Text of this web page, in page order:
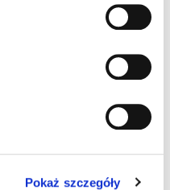
Pokaż szczegóły